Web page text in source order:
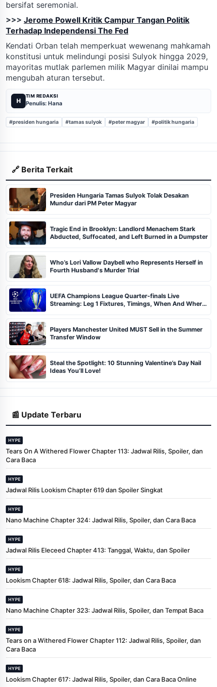
bersifat seremonial.
>>> Jerome Powell Kritik Campur Tangan Politik
Terhadap Independensi The Fed
Kendati Orban telah memperkuat wewenang mahkamah
konstitusi untuk melindungi posisi Sulyok hingga 2029,
mayoritas mutlak parlemen milik Magyar dinilai mampu
mengubah aturan tersebut.
H
TIM REDAKSI
Penulis: Hana
#presiden hungaria #tamas sulyok #peter magyar #politik hungaria
🔗 Berita Terkait
Presiden Hungaria Tamas Sulyok Tolak Desakan
Mundur dari PM Peter Magyar
Tragic End in Brooklyn: Landlord Menachem Stark
Abducted, Suffocated, and Left Burned in a Dumpster
Who’s Lori Vallow Daybell who Represents Herself in
Fourth Husband's Murder Trial
UEFA Champions League Quarter-finals Live
Streaming: Leg 1 Fixtures, Timings, When And Where
Players Manchester United MUST Sell in the Summer
Transfer Window
Steal the Spotlight: 10 Stunning Valentine’s Day Nail
Ideas You’ll Love!
📰 Update Terbaru
HYPE
Tears On A Withered Flower Chapter 113: Jadwal Rilis, Spoiler, dan
Cara Baca
HYPE
Jadwal Rilis Lookism Chapter 619 dan Spoiler Singkat
HYPE
Nano Machine Chapter 324: Jadwal Rilis, Spoiler, dan Cara Baca
HYPE
Jadwal Rilis Eleceed Chapter 413: Tanggal, Waktu, dan Spoiler
HYPE
Lookism Chapter 618: Jadwal Rilis, Spoiler, dan Cara Baca
HYPE
Nano Machine Chapter 323: Jadwal Rilis, Spoiler, dan Tempat Baca
HYPE
Tears on a Withered Flower Chapter 112: Jadwal Rilis, Spoiler, dan
Cara Baca
HYPE
Lookism Chapter 617: Jadwal Rilis, Spoiler, dan Cara Baca Online